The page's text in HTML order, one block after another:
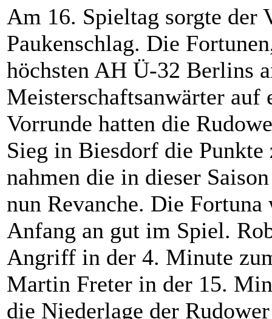
Am 16. Spieltag sorgte
Paukenschlag. Die
höchsten AH Ü-32 Berlins
Meisterschaftsanwärter
Vorrunde hatten die
Sieg in Biesdorf die
nahmen die in dieser
nun Revanche. Die
Anfang an gut im Spiel.
Angriff in der 4. Minute
Martin Freter in der 15.
die Niederlage der